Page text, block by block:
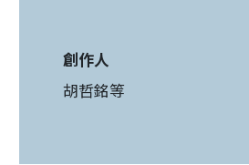
創作人
胡哲銘等